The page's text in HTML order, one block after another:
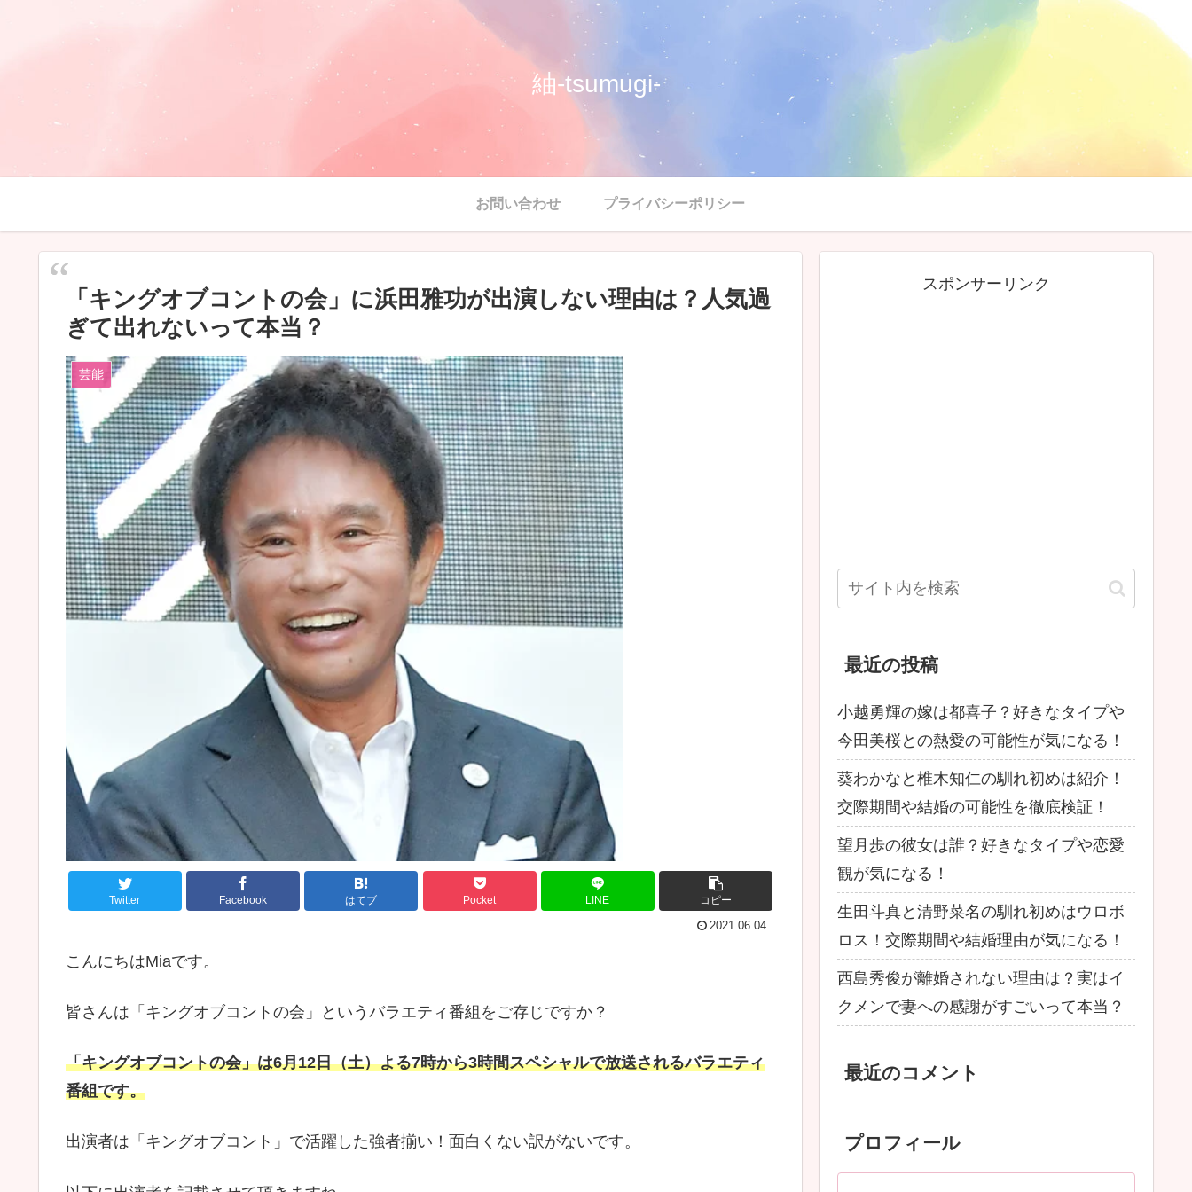
紬-tsumugi-
お問い合わせ プライバシーポリシー
「キングオブコントの会」に浜田雅功が出演しない理由は？人気過
ぎて出れないって本当？
芸能
Twitter Facebook はてブ Pocket LINE コピー
2021.06.04
こんにちはMiaです。
皆さんは「キングオブコントの会」というバラエティ番組をご存じですか？
「キングオブコントの会」は6月12日（土）よる7時から3時間スペシャルで放送されるバラエティ
番組です。
出演者は「キングオブコント」で活躍した強者揃い！面白くない訳がないです。
スポンサーリンク
最近の投稿
小越勇輝の嫁は都喜子？好きなタイプや
今田美桜との熱愛の可能性が気になる！
葵わかなと椎木知仁の馴れ初めは紹介！
交際期間や結婚の可能性を徹底検証！
望月歩の彼女は誰？好きなタイプや恋愛
観が気になる！
生田斗真と清野菜名の馴れ初めはウロボ
ロス！交際期間や結婚理由が気になる！
西島秀俊が離婚されない理由は？実はイ
クメンで妻への感謝がすごいって本当？
最近のコメント
プロフィール